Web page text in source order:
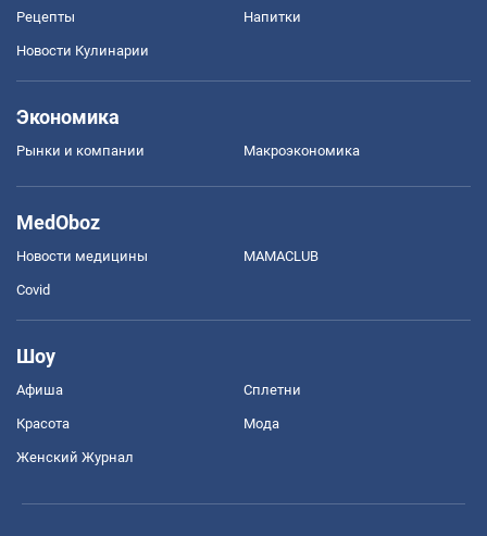
Рецепты Напитки
Новости Кулинарии
Экономика
Рынки и компании Mакроэкономика
MedOboz
Новости медицины MAMACLUB
Covid
Шоу
Афиша Сплетни
Красота Мода
Женский Журнал